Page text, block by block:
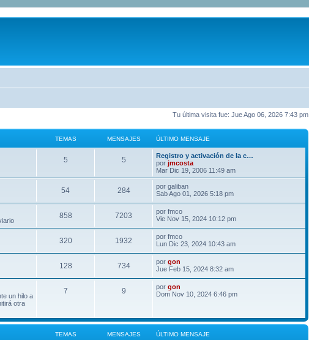
Tu última visita fue: Jue Ago 06, 2026 7:43 pm
TEMAS MENSAJES ÚLTIMO MENSAJE
5 5
Registro y activación de la c…
por jmcosta
Mar Dic 19, 2006 11:49 am
54 284 por galiban
Sab Ago 01, 2026 5:18 pm
858 7203 por fmco
Vie Nov 15, 2024 10:12 pm
320 1932 por fmco
Lun Dic 23, 2024 10:43 am
128 734 por gon
Jue Feb 15, 2024 8:32 am
un hilo a
otra
7 9 por gon
Dom Nov 10, 2024 6:46 pm
TEMAS MENSAJES ÚLTIMO MENSAJE